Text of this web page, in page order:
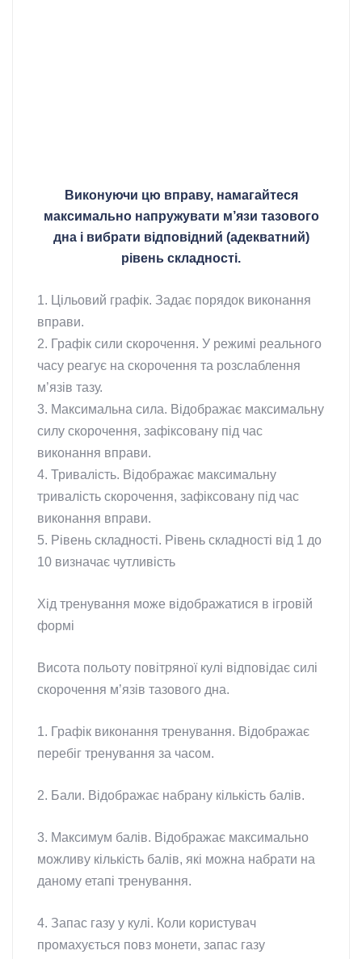
Виконуючи цю вправу, намагайтеся
максимально напружувати м’язи тазового
дна і вибрати відповідний (адекватний)
рівень складності.
1. Цільовий графік. Задає порядок виконання
вправи.
2. Графік сили скорочення. У режимі реального
часу реагує на скорочення та розслаблення
м’язів тазу.
3. Максимальна сила. Відображає максимальну
силу скорочення, зафіксовану під час
виконання вправи.
4. Тривалість. Відображає максимальну
тривалість скорочення, зафіксовану під час
виконання вправи.
5. Рівень складності. Рівень складності від 1 до
10 визначає чутливість
Хід тренування може відображатися в ігровій
формі
Висота польоту повітряної кулі відповідає силі
скорочення м’язів тазового дна.
1. Графік виконання тренування. Відображає
перебіг тренування за часом.
2. Бали. Відображає набрану кількість балів.
3. Максимум балів. Відображає максимально
можливу кількість балів, які можна набрати на
даному етапі тренування.
4. Запас газу у кулі. Коли користувач
промахується повз монети, запас газу